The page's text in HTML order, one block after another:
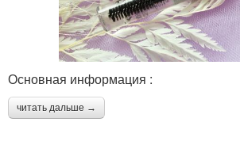
Основная информация :
читать дальше →